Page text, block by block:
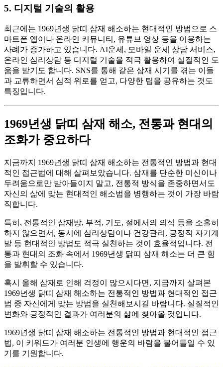
5. 디지털 기술의 활용
최근에는 1969년생 닭띠 삼재 해소하는 현대적인 방법으로 스
마트폰 앱이나 온라인 커뮤니티, 유튜브 영상 등을 이용하는
사례가 증가하고 있습니다. AI운세, 모바일 운세 상담 서비스,
온라인 심리상담 등 디지털 기술을 적극 활용하여 실질적인 도
움을 받기도 합니다. SNS를 통해 같은 삼재 시기를 겪는 이들
과 교류하면서 심적 위로를 얻고, 다양한 팁을 공유하는 것도
특징입니다.
1969년생 닭띠 삼재 해소, 전통과 현대의
조화가 중요하다
지금까지 1969년생 닭띠 삼재 해소하는 전통적인 방법과 현대
적인 접근법에 대해 살펴보았습니다. 삼재를 단순한 미신이나
두려움으로만 받아들이지 말고, 전통적 방식을 존중하면서도
자신의 삶에 맞는 현대적인 해소법을 병행하는 것이 가장 바람
직합니다.
특히, 전통적인 삼재방, 부적, 기도, 절에서의 의식 등을 소홀히
하지 않으면서, 동시에 심리상담이나 건강관리, 긍정적 자기계
발 등 현대적인 방법도 적극 실천하는 것이 효율적입니다. 전
통과 현대의 조화 속에서 1969년생 닭띠 삼재 해소는 더 큰 힘
을 발휘할 수 있습니다.
혹시 올해 삼재로 인해 걱정이 많으시다면, 지금까지 살펴본
1969년생 닭띠 삼재 해소하는 전통적인 방법과 현대적인 접근
법 중 자신에게 맞는 방법을 실천해보시길 바랍니다. 실질적인
변화와 긍정적인 결과가 여러분의 삶에 찾아올 것입니다.
1969년생 닭띠 삼재 해소하는 전통적인 방법과 현대적인 접근
법, 이 키워드가 여러분 인생에 행운의 바람을 불어들일 수 있
기를 기원합니다.